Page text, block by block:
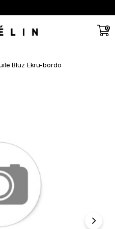
0
Bluz Ekru-bordo